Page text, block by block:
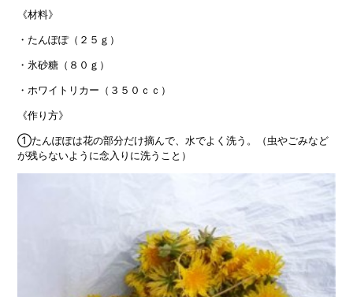
《材料》
・たんぽぽ（２５ｇ）
・氷砂糖（８０ｇ）
・ホワイトリカー（３５０ｃｃ）
《作り方》
①たんぽぽは花の部分だけ摘んで、水でよく洗う。（虫やごみなど
が残らないように念入りに洗うこと）